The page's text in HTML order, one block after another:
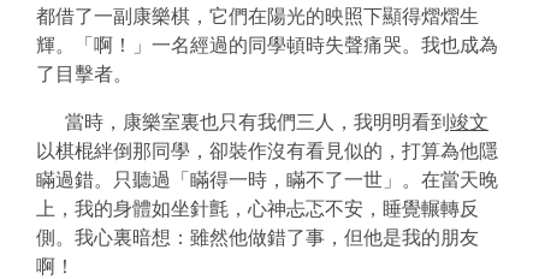
都借了一副康樂棋，它們在陽光的映照下顯得熠熠生
輝。「啊！」一名經過的同學頓時失聲痛哭。我也成為
了目擊者。
當時，康樂室裏也只有我們三人，我明明看到 竣文
以棋棍絆倒那同學，卻裝作沒有看見似的，打算為他隱
瞞過錯。只聽過「瞞得一時，瞞不了一世」。在當天晚
上，我的身體如坐針氈，心神忐忑不安，睡覺輾轉反
側。我心裏暗想：雖然他做錯了事，但他是我的朋友
啊！